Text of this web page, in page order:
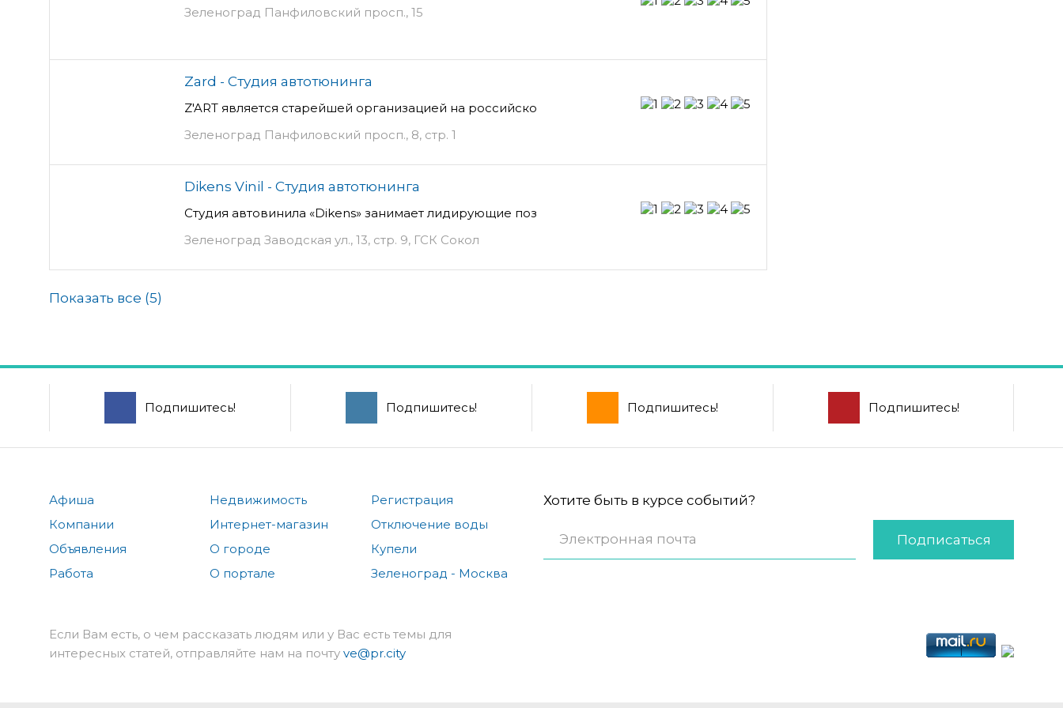
Зеленоград Панфиловский просп., 15
Zard - Студия автотюнинга
Z'ART является старейшей организацией на российско
Зеленоград Панфиловский просп., 8, стр. 1
Dikens Vinil - Студия автотюнинга
Студия автовинила «Dikens» занимает лидирующие поз
Зеленоград Заводская ул., 13, стр. 9, ГСК Сокол
Показать все (5)
Подпишитесь! Подпишитесь! Подпишитесь! Подпишитесь!
Афиша
Компании
Объявления
Работа
Недвижимость
Интернет-магазин
О городе
О портале
Регистрация
Отключение воды
Купели
Зеленоград - Москва
Хотите быть в курсе событий?
Подписаться
Если Вам есть, о чем рассказать людям или у Вас есть темы для
интересных статей, отправляйте нам на почту ve@pr.city